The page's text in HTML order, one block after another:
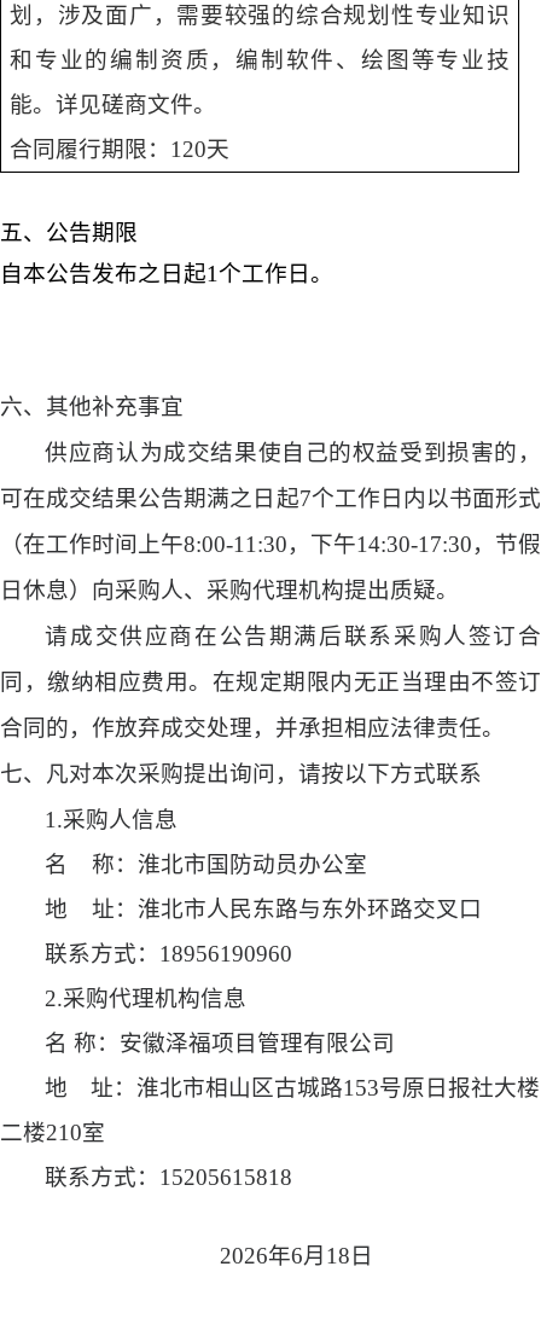
划，涉及面广，需要较强的综合规划性专业知识
和专业的编制资质，编制软件、绘图等专业技
能。详见磋商文件。
合同履行期限： 120天
五、公告期限
自本公告发布之日起1个工作日。
六、 其他补充事宜
供应商认为成交结果使自己的权益受到损害的，
可在成交结果公告期满之日起7个工作日内以书面形式
（在工作时间上午8:00-11:30，下午14:30-17:30，节假
日休息）向采购人、采购代理机构提出质疑。
请成交供应商在公告期满后联系采购人签订合
同，缴纳相应费用。在规定期限内无正当理由不签订
合同的，作放弃成交处理，并承担相应法律责任。
七、 凡对本次采购提出询问，请按以下方式联系
1.采购人信息
名
称：淮北市国防动员办公室
地 址：淮北市人民东路与东外环路交叉口
联系方式： 18956190960
2.采购代理机构信息
名 称：安徽泽福项目管理有限公司
地 址：淮北市相山区古城路153号原日报社大楼
二楼210室
联系方式： 15205615818
2026年6月18日